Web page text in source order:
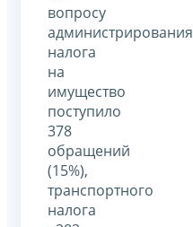
вопросу
администрирования
налога
на
имущество
поступило
378
обращений
(15%),
транспортного
налога